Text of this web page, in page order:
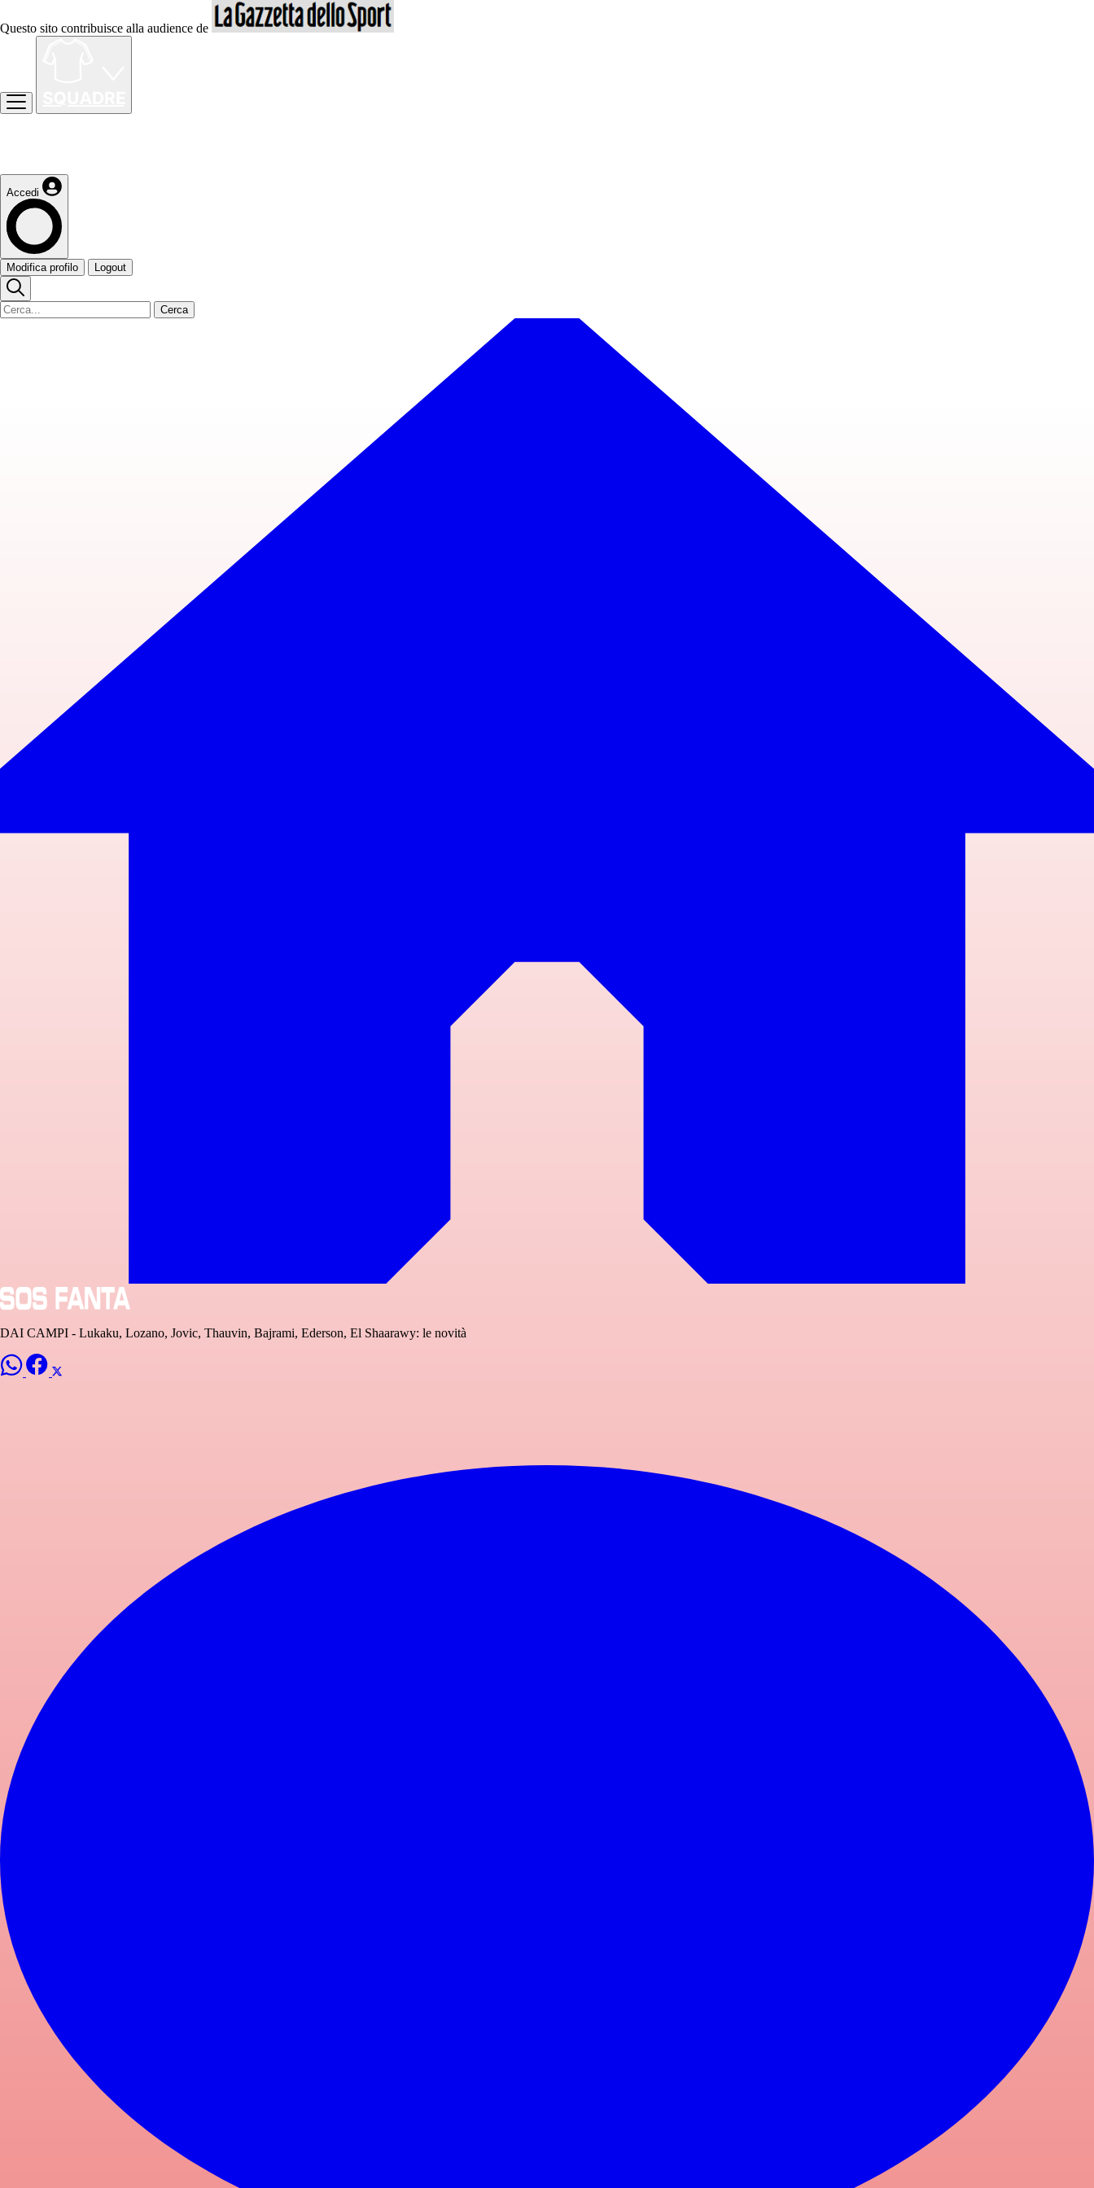
Questo sito contribuisce alla audience de
Accedi
Modifica profilo Logout
Cerca
DAI CAMPI - Lukaku, Lozano, Jovic, Thauvin, Bajrami, Ederson, El Shaarawy: le novità